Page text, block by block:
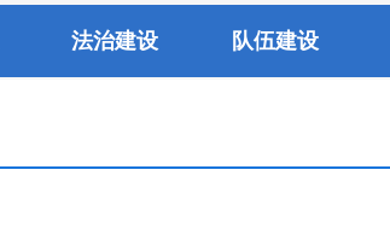
法治建设 队伍建设